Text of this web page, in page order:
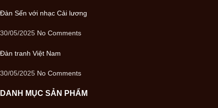
Đàn Sến với nhạc Cải lương
30/05/2025 No Comments
Đàn tranh Việt Nam
30/05/2025 No Comments
DANH MỤC SẢN PHẨM